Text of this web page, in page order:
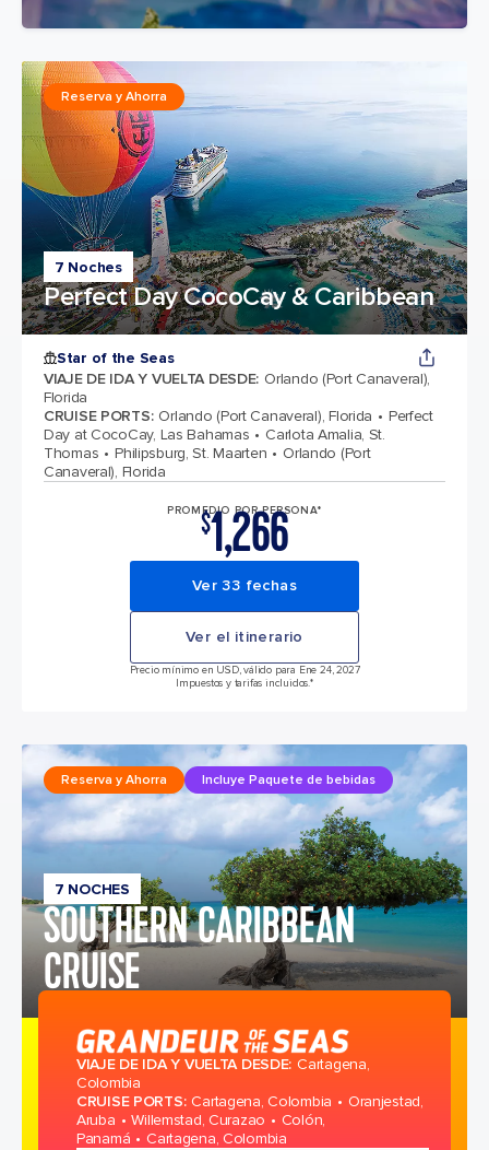
7 Noches
Perfect Day CocoCay & Caribbean
Reserva y Ahorra
Star of the Seas
VIAJE DE IDA Y VUELTA DESDE: Orlando (Port Canaveral),
Florida
CRUISE PORTS: Orlando (Port Canaveral), Florida
Perfect
Day at CocoCay, Las Bahamas
Carlota Amalia, St.
Thomas
Philipsburg, St. Maarten
Orlando (Port
Canaveral), Florida
PROMEDIO POR PERSONA*
$1,266
Ver 33 fechas
Ver el itinerario
Precio mínimo en USD, válido para Ene 24, 2027
Impuestos y tarifas incluidos.*
7 NOCHES
SOUTHERN CARIBBEAN
CRUISE
Reserva y Ahorra Incluye Paquete de bebidas
VIAJE DE IDA Y VUELTA DESDE: Cartagena,
Colombia
CRUISE PORTS: Cartagena, Colombia
Oranjestad,
Aruba
Willemstad, Curazao
Colón,
Panamá
Cartagena, Colombia